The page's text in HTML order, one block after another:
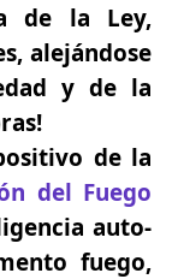
de la Ley,
alejándose
y de la
de la
del Fuego
auto-
fuego,